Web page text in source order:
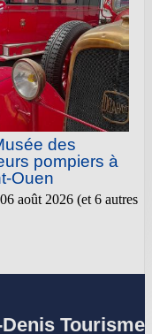
des
pompiers à
Ouen
août 2026 (et 6 autres
Tourisme